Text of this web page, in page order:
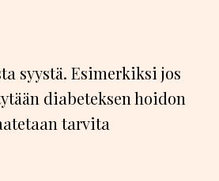
syystä. Esimerkiksi jos
diabeteksen hoidon
tarvita